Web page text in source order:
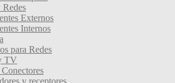
Externos
Internos
para Redes
TV
y receptores